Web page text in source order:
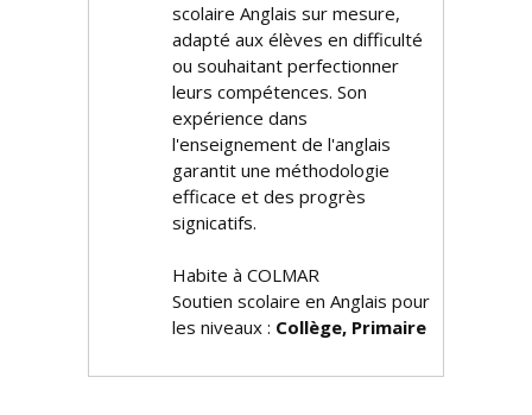
scolaire Anglais sur mesure,
adapté aux élèves en difficulté
ou souhaitant perfectionner
leurs compétences. Son
expérience dans
l'enseignement de l'anglais
garantit une méthodologie
efficace et des progrès
significatifs.
Habite à COLMAR
Soutien scolaire en Anglais pour
les niveaux : Collège, Primaire